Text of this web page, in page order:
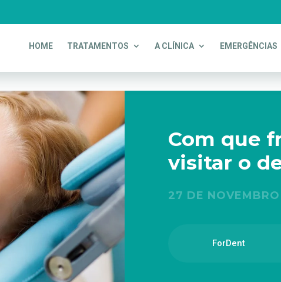
HOME TRATAMENTOS A CLÍNICA EMERGÊNCIAS
Com que
visitar o
27 DE
ForDent